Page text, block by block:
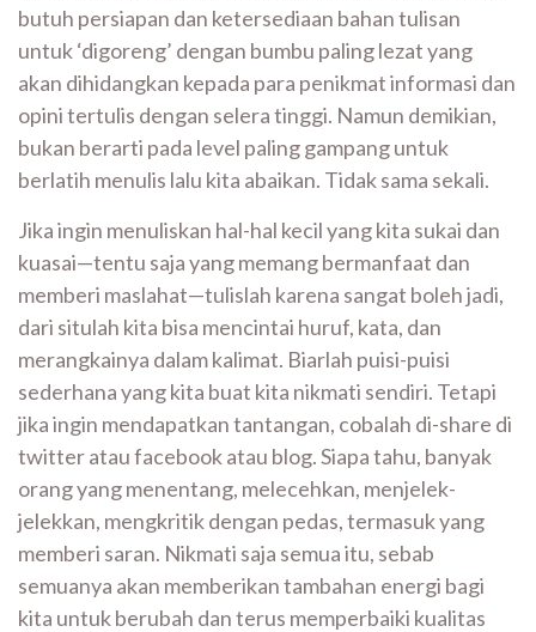
butuh persiapan dan ketersediaan bahan tulisan
untuk ‘digoreng’ dengan bumbu paling lezat yang
akan dihidangkan kepada para penikmat informasi dan
opini tertulis dengan selera tinggi. Namun demikian,
bukan berarti pada level paling gampang untuk
berlatih menulis lalu kita abaikan. Tidak sama sekali.
Jika ingin menuliskan hal-hal kecil yang kita sukai dan
kuasai—tentu saja yang memang bermanfaat dan
memberi maslahat—tulislah karena sangat boleh jadi,
dari situlah kita bisa mencintai huruf, kata, dan
merangkainya dalam kalimat. Biarlah puisi-puisi
sederhana yang kita buat kita nikmati sendiri. Tetapi
jika ingin mendapatkan tantangan, cobalah di-share di
twitter atau facebook atau blog. Siapa tahu, banyak
orang yang menentang, melecehkan, menjelek-
jelekkan, mengkritik dengan pedas, termasuk yang
memberi saran. Nikmati saja semua itu, sebab
semuanya akan memberikan tambahan energi bagi
kita untuk berubah dan terus memperbaiki kualitas